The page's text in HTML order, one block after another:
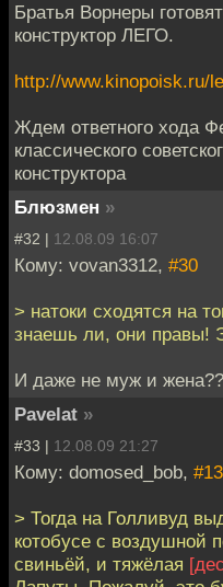
Братья Ворнеры
конструктор ЛЕГО.
http://www.kinopoisk.ru/
Ждем ответного хода
классического
конструктора
Блюзмен »
#32 | 12.08.09 16:07
Кому: vovan3312, #30
> натоки сходятся на
знаешь ли, они правы!
И даже не муж и
Pavelat »
#33 | 12.08.09 21:27
Кому: domosed_bob, #13
> Тогда на Голливуд
котобусе с воздушной
свиньёй, и тяжёлая